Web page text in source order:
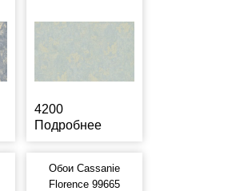
4200
Подробнее
Обои Cassanie
Florence 99665